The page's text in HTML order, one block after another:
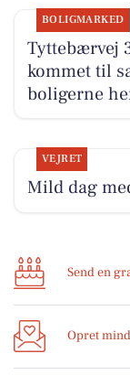
BOLIGMARKED
Tyttebærvej
kommet til
boligerne
VEJRET
Mild dag
Send en
Opret